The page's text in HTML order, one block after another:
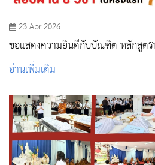
23 Apr 2026
ขอแสดงความยินดีกับบัณฑิต หลักสูต
45
อ่านเพิ่มเติม